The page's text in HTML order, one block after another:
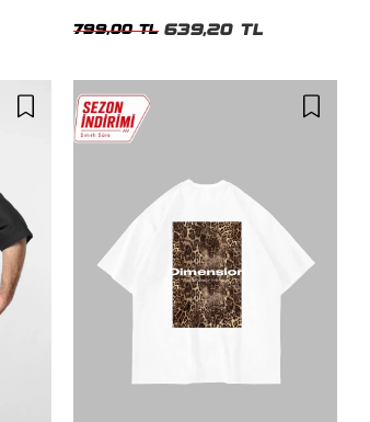
799,00 TL 639,20 TL